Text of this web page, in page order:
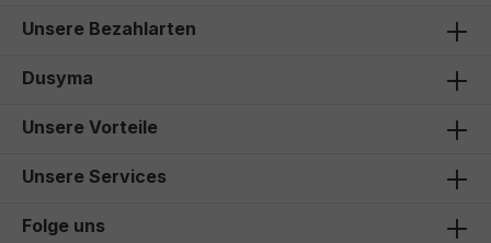
Unsere Bezahlarten
Dusyma
Unsere Vorteile
Unsere Services
Folge uns